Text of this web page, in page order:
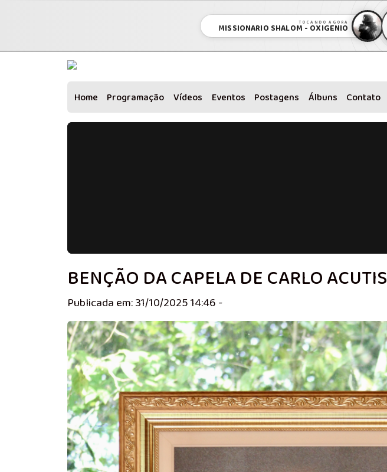
TOCANDO AGORA
MISSIONARIO SHALOM - OXIGENIO
Home Programação Vídeos Eventos Postagens Álbuns Contato
BENÇÃO DA CAPELA DE CARLO ACUTIS
Publicada em: 31/10/2025 14:46 -